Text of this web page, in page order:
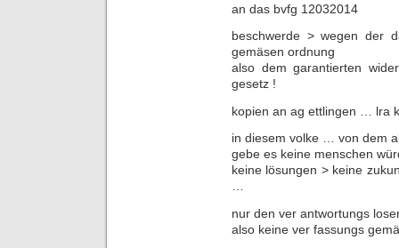
an das bvfg 12032014
beschwerde > wegen der
gemäsen ordnung
also dem garantierten
gesetz !
kopien an ag ettlingen … lra
in diesem volke … von dem
gebe es keine menschen
keine lösungen > keine
…
nur den ver antwortungs
also keine ver fassungs